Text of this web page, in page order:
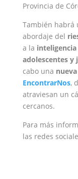
Provincia de
También habrá
abordaje del
a la
adolescentes y
cabo una
EncontrarNos,
atraviesan un
cercanos.
Para más
las redes